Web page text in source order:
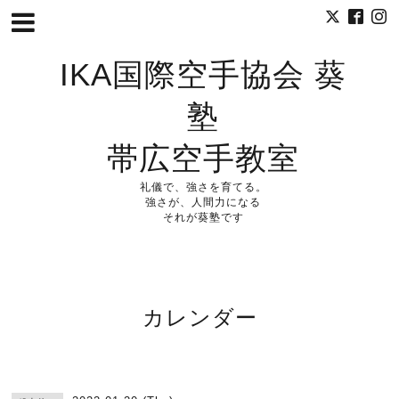
IKA国際空手協会 葵
塾
帯広空手教室
礼儀で、強さを育てる。
強さが、人間力になる
それが葵塾です
カレンダー